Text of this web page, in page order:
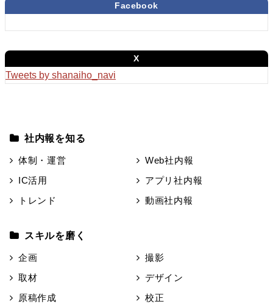
Facebook
X
Tweets by shanaiho_navi
社内報を知る
体制・運営
IC活用
トレンド
Web社内報
アプリ社内報
動画社内報
スキルを磨く
企画
取材
原稿作成
撮影
デザイン
校正